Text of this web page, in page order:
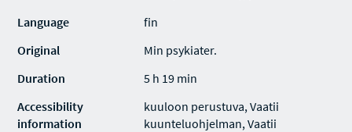
Language
fin
Original
Min psykiater.
Duration
5 h 19 min
Accessibility
information
kuuloon perustuva, Vaatii
kuunteluohjelman, Vaatii